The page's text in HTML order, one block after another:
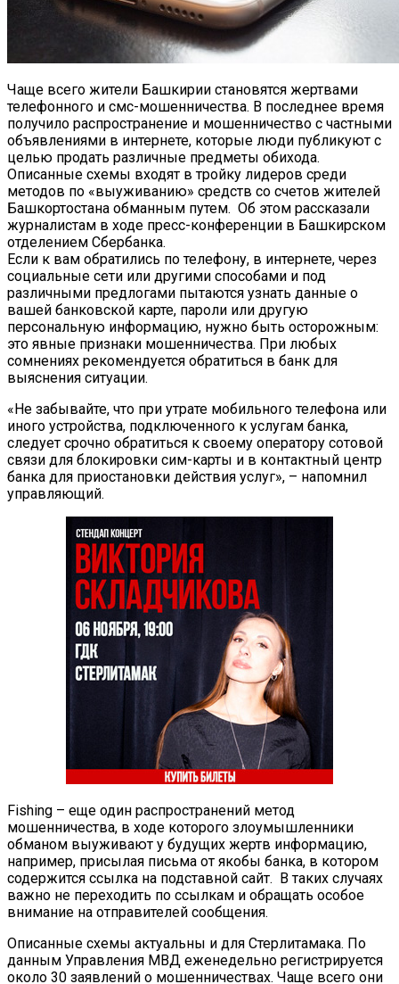
Чаще всего жители Башкирии становятся жертвами
телефонного и смс-мошенничества. В последнее время
получило распространение и мошенничество с частными
объявлениями в интернете, которые люди публикуют с
целью продать различные предметы обихода.
Описанные схемы входят в тройку лидеров среди
методов по «выуживанию» средств со счетов жителей
Башкортостана обманным путем. Об этом рассказали
журналистам в ходе пресс-конференции в Башкирском
отделением Сбербанка.
Если к вам обратились по телефону, в интернете, через
социальные сети или другими способами и под
различными предлогами пытаются узнать данные о
вашей банковской карте, пароли или другую
персональную информацию, нужно быть осторожным:
это явные признаки мошенничества. При любых
сомнениях рекомендуется обратиться в банк для
выяснения ситуации.
«Не забывайте, что при утрате мобильного телефона или
иного устройства, подключенного к услугам банка,
следует срочно обратиться к своему оператору сотовой
связи для блокировки сим-карты и в контактный центр
банка для приостановки действия услуг», – напомнил
управляющий.
Fishing – еще один распространений метод
мошенничества, в ходе которого злоумышленники
обманом выуживают у будущих жертв информацию,
например, присылая письма от якобы банка, в котором
содержится ссылка на подставной сайт. В таких случаях
важно не переходить по ссылкам и обращать особое
внимание на отправителей сообщения.
Описанные схемы актуальны и для Стерлитамака. По
данным Управления МВД еженедельно регистрируется
около 30 заявлений о мошенничествах. Чаще всего они